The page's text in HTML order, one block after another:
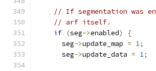
// If segmentation was
// arf itself.
if (seg->enabled)
{
      seg
->update_map = 1;
      seg
->update_data = 1;